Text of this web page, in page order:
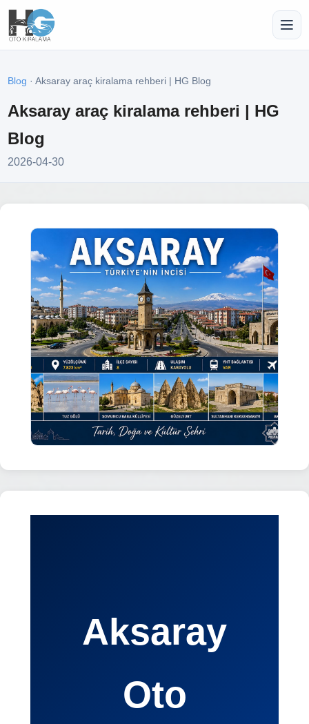
Blog · Aksaray araç kiralama rehberi | HG Blog
Aksaray araç kiralama rehberi | HG
Blog
2026-04-30
Aksaray
Oto